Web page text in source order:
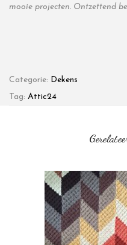
mooie projecten. Ontzettend
Categorie: Dekens
Tag: Attic24